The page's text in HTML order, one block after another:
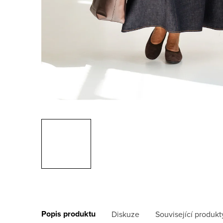
Popis produktu Diskuze Související